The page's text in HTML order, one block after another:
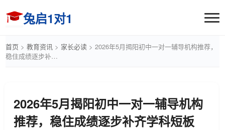
兔启1对1
首页 > 教育资讯 > 家长必读 > 2026年5月揭阳初中一对一辅导机构推荐，
稳住成绩逐步补…
2026年5月揭阳初中一对一辅导机构
推荐，稳住成绩逐步补齐学科短板